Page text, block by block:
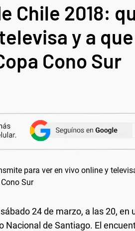
Chile 2018:
y a
Cono Sur
24 de marzo, a las 20, en
Nacional de Santiago. El